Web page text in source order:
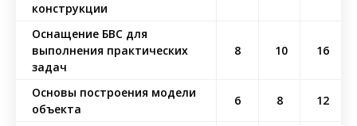
конструкции
Оснащение БВС для
выполнения практических
задач
8 10 16
Основы построения модели
объекта
6 8 12